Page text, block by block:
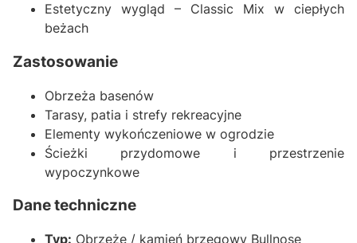
Estetyczny wygląd – Classic Mix w ciepłych
beżach
Zastosowanie
Obrzeża basenów
Tarasy, patia i strefy rekreacyjne
Elementy wykończeniowe w ogrodzie
Ścieżki przydomowe i przestrzenie
wypoczynkowe
Dane techniczne
Typ: Obrzeże / kamień brzegowy Bullnose